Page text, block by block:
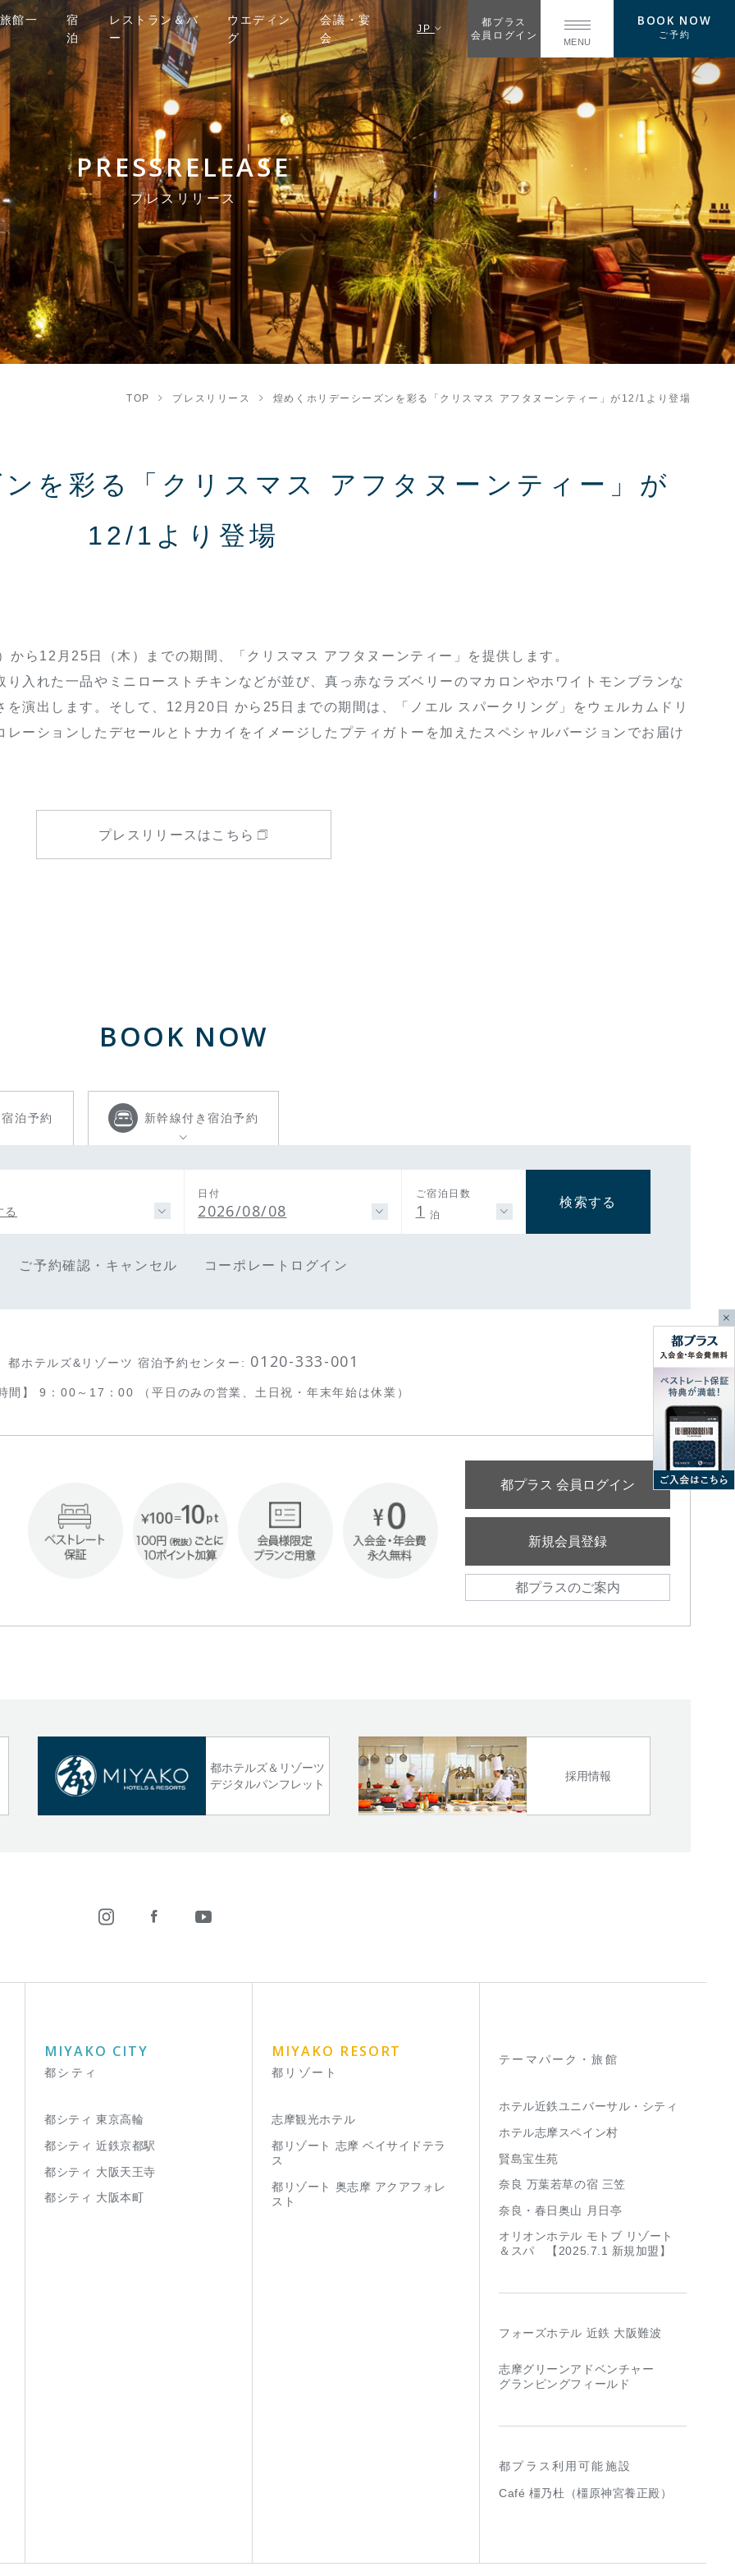
館一
宿
泊
レストラン＆バ
ー
ウエディン
グ
会議・宴
会
JP
都プラス
会員ログイン
MENU
BOOK NOW
ご予約
PRESSRELEASE
プレスリリース
TOP プレスリリース 煌めくホリデーシーズンを彩る「クリスマス アフタヌーンティー」が12/1より登場
を彩る「クリスマス アフタヌーンティー」が
12/1より登場
ら12月25日（木）までの期間、「クリスマス アフタヌーンティー」を提供します。
入れた一品やミニローストチキンなどが並び、真っ赤なラズベリーのマカロンやホワイトモンブランな
演出します。そして、12月20日 から25日までの期間は、「ノエル スパークリング」をウェルカムドリ
ーションしたデセールとトナカイをイメージしたプティガトーを加えたスペシャルバージョンでお届け
プレスリリースはこちら
BOOK NOW
宿泊予約 新幹線付き宿泊予約
る
日付
2026/08/08
ご宿泊日数
1 泊
検索する
ご予約確認・キャンセル コーポレートログイン
都ホテルズ&リゾーツ 宿泊予約センター : 0120-333-001
間】9：00～17：00 （平日のみの営業、土日祝・年末年始は休業）
都プラス 会員ログイン
新規会員登録
都プラスのご案内
都ホテルズ＆リゾーツ
デジタルパンフレット
採用情報
MIYAKO CITY
都シティ
都シティ 東京高輪
都シティ 近鉄京都駅
都シティ 大阪天王寺
都シティ 大阪本町
MIYAKO RESORT
都リゾート
志摩観光ホテル
都リゾート 志摩 ベイサイドテラ
ス
都リゾート 奥志摩 アクアフォレ
スト
テーマパーク・旅館
ホテル近鉄ユニバーサル・シティ
ホテル志摩スペイン村
賢島宝生苑
奈良 万葉若草の宿 三笠
奈良・春日奥山 月日亭
オリオンホテル モトブ リゾート
＆スパ 【2025.7.1 新規加盟】
フォーズホテル 近鉄 大阪難波
志摩グリーンアドベンチャー
グランピングフィールド
都プラス利用可能施設
Café 橿乃杜（橿原神宮養正殿）